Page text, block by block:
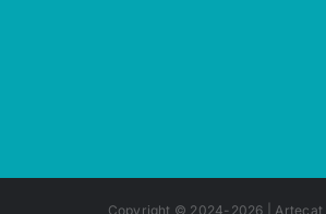
Copyright © 2024-2026 | Artecat